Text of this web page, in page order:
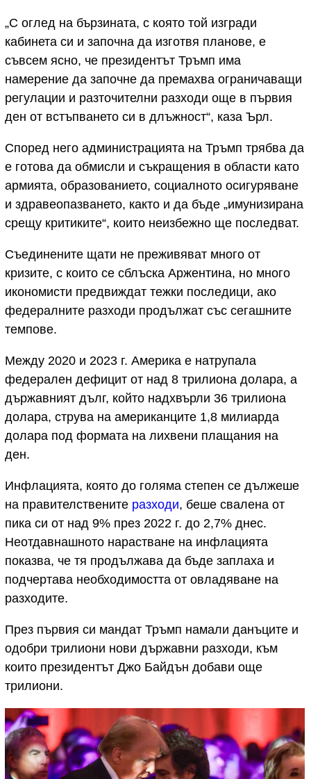
„С оглед на бързината, с която той изгради
кабинета си и започна да изготвя планове, е
съвсем ясно, че президентът Тръмп има
намерение да започне да премахва ограничаващи
регулации и разточителни разходи още в първия
ден от встъпването си в длъжност“, каза Ърл.
Според него администрацията на Тръмп трябва да
е готова да обмисли и съкращения в области като
армията, образованието, социалното осигуряване
и здравеопазването, както и да бъде „имунизирана
срещу критиките“, които неизбежно ще последват.
Съединените щати не преживяват много от
кризите, с които се сблъска Аржентина, но много
икономисти предвиждат тежки последици, ако
федералните разходи продължат със сегашните
темпове.
Между 2020 и 2023 г. Америка е натрупала
федерален дефицит от над 8 трилиона долара, а
държавният дълг, който надхвърли 36 трилиона
долара, струва на американците 1,8 милиарда
долара под формата на лихвени плащания на
ден.
Инфлацията, която до голяма степен се дължеше
на правителствените разходи, беше свалена от
пика си от над 9% през 2022 г. до 2,7% днес.
Неотдавнашното нарастване на инфлацията
показва, че тя продължава да бъде заплаха и
подчертава необходимостта от овладяване на
разходите.
През първия си мандат Тръмп намали данъците и
одобри трилиони нови държавни разходи, към
които президентът Джо Байдън добави още
трилиони.